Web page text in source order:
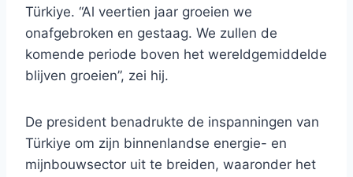
Türkiye. “Al veertien jaar groeien we
onafgebroken en gestaag. We zullen de
komende periode boven het wereldgemiddelde
blijven groeien”, zei hij.
De president benadrukte de inspanningen van
Türkiye om zijn binnenlandse energie- en
mijnbouwsector uit te breiden, waaronder het